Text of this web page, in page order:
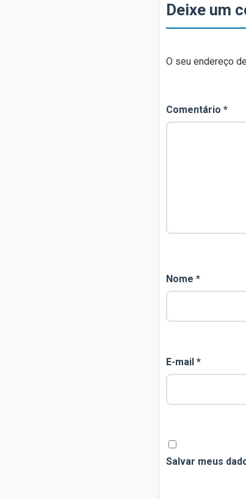
Deixe um
O seu endereço
Comentário *
Nome *
E-mail *
Salvar meus